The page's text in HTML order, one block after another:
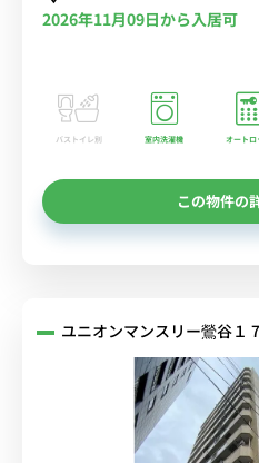
2026年11月09日から入居可
バストイレ別 室内洗濯機 オートロ
この物件の
ユニオンマンスリー鶯谷１